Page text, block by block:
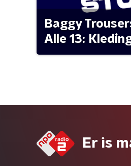
Baggy
Alle 13:
Er is